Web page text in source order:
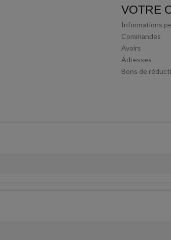
VOTRE
Informations
Commandes
Avoirs
Adresses
Bons de